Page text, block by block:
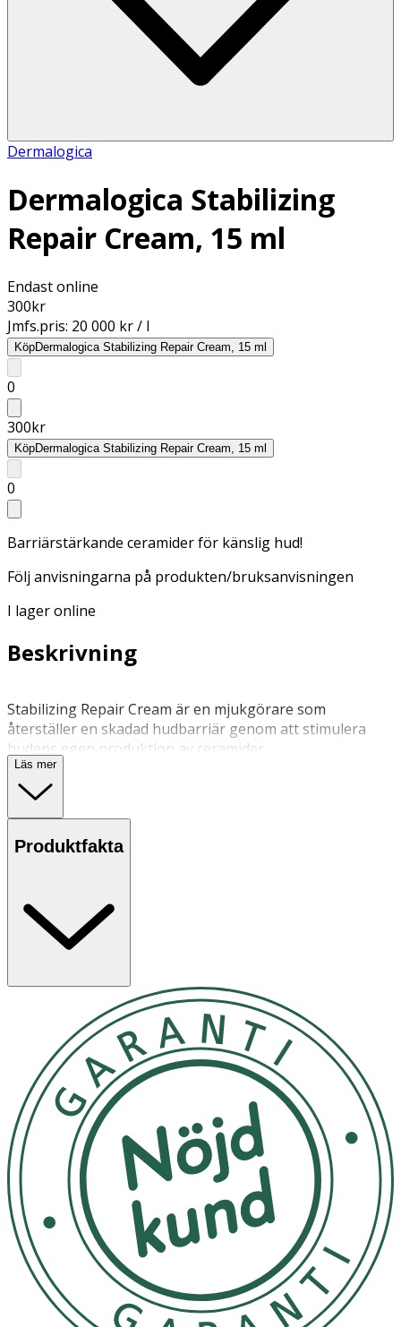
Dermalogica
Dermalogica Stabilizing
Repair Cream, 15 ml
Endast online
300kr
Jmfs.pris: 20 000 kr / l
KöpDermalogica Stabilizing Repair Cream, 15 ml
0
300kr
KöpDermalogica Stabilizing Repair Cream, 15 ml
0
Barriärstärkande ceramider för känslig hud!
Följ anvisningarna på produkten/bruksanvisningen
I lager online
Beskrivning
Stabilizing Repair Cream är en mjukgörare som
återställer en skadad hudbarriär genom att stimulera
hudens egen produktion av ceramider.
Aktivera 1 pumptag av Stabilizing Repair Cream genom
stryker ut den över ansikte och hals. Använd morgon
och/eller kväll efter rengöring, ansiktsvatten och lämpligt
UV-ljusskydd.
örvaras mörkt och svalt"
OK för gravida och ammande:
Ingredienser:
Water/Aqua/Eau, Butylene Glycol, Glycerin, Squalane,
Butyrospermum Parkii (Shea) Butter, Caprylic/Capric
Triglyceride, Palmitic Acid, Simmondsia Chinensis (Jojoba)
Seed Oil, Glyceryl Stearate SE, Propanediol, Hexyldecanol,
Polyglyceryl-3 Methylglucose Distearate,
Hydroxyacetophenone, Dipotassium Glycyrrhizate,
Centella Asiatica Extract, Boerhavia Diffusa Root Extract,
Myrothamnus Flabellifolia Leaf/Stem Extract, Tasmannia
Lanceolata Leaf Extract, Brassica Campestris (Rapeseed)
Sterols, Zingiber Officinale (Ginger) Root Extract,
Tocopherol, Lactobacillus Ferment, Cetylhydroxyproline
Palmitamide, Caprylyl Glycol, Triolein, Maltodextrin,
Bisabolol, Xanthan Gum, Cetearyl Alcohol, Myristic Acid,
Tetrasodium Glutamate Diacetate, Hydroxystearic Acid,
Läs mer
Produktfakta